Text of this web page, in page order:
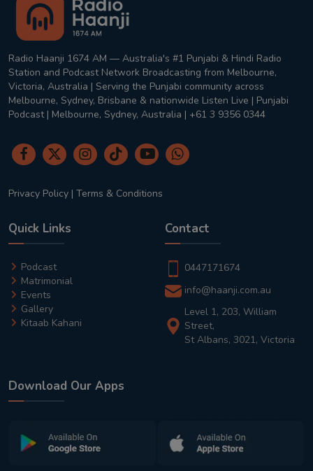
Radio Haanji 1674 AM — Australia's #1 Punjabi & Hindi Radio
Station and Podcast Network Broadcasting from Melbourne,
Victoria, Australia | Serving the Punjabi community across
Melbourne, Sydney, Brisbane & nationwide Listen Live | Punjabi
Podcast | Melbourne, Sydney, Australia | +61 3 9356 0344
Privacy Policy | Terms & Conditions
Quick Links
Podcast
Matrimonial
Events
Gallery
Kitaab Kahani
Contact
0447171674
info@haanji.com.au
Level 1, 203, William
Street,
St Albans, 3021, Victoria
Download Our Apps